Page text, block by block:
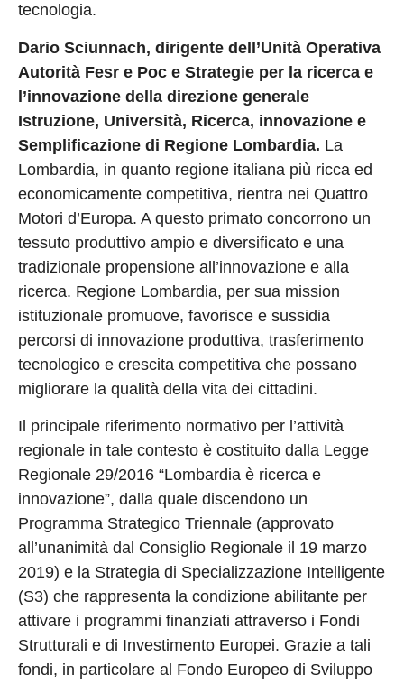
tecnologia.
Dario Sciunnach, dirigente dell’Unità Operativa
Autorità Fesr e Poc e Strategie per la ricerca e
l’innovazione della direzione generale
Istruzione, Università, Ricerca, innovazione e
Semplificazione di Regione Lombardia. La
Lombardia, in quanto regione italiana più ricca ed
economicamente competitiva, rientra nei Quattro
Motori d’Europa. A questo primato concorrono un
tessuto produttivo ampio e diversificato e una
tradizionale propensione all’innovazione e alla
ricerca. Regione Lombardia, per sua mission
istituzionale promuove, favorisce e sussidia
percorsi di innovazione produttiva, trasferimento
tecnologico e crescita competitiva che possano
migliorare la qualità della vita dei cittadini.
Il principale riferimento normativo per l’attività
regionale in tale contesto è costituito dalla Legge
Regionale 29/2016 “Lombardia è ricerca e
innovazione”, dalla quale discendono un
Programma Strategico Triennale (approvato
all’unanimità dal Consiglio Regionale il 19 marzo
2019) e la Strategia di Specializzazione Intelligente
(S3) che rappresenta la condizione abilitante per
attivare i programmi finanziati attraverso i Fondi
Strutturali e di Investimento Europei. Grazie a tali
fondi, in particolare al Fondo Europeo di Sviluppo